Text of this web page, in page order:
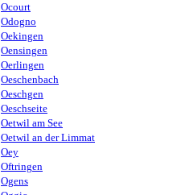
Ocourt
Odogno
Oekingen
Oensingen
Oerlingen
Oeschenbach
Oeschgen
Oeschseite
Oetwil am See
Oetwil an der Limmat
Oey
Oftringen
Ogens